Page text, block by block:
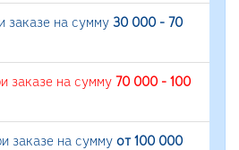
заказе на сумму 30 000 - 70
заказе на сумму 70 000 - 100
заказе на сумму от 100 000